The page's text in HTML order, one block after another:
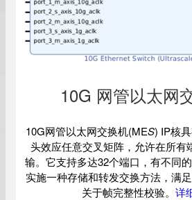
10G 网管以太网
10G网管以太网交换机(MES) IP核
头效应任意交叉矩阵，允许在所有
输。它支持多达32个端口，有不同
实施一种存储和转发交换方法，满
关于帧完整性校验。 详